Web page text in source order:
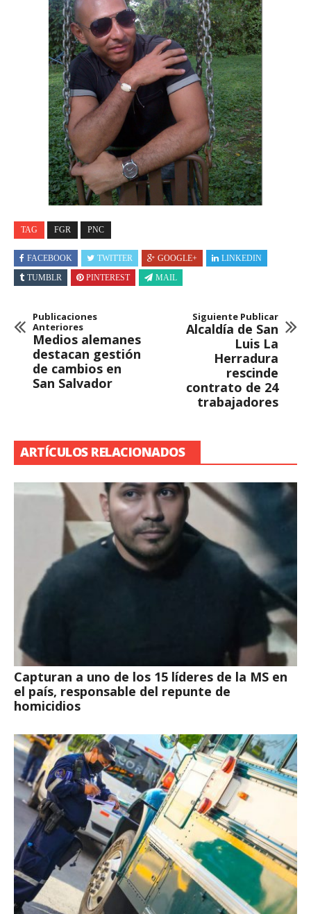
TAG FGR PNC
FACEBOOK TWITTER GOOGLE+
LINKEDIN
TUMBLR
PINTEREST MAIL
Publicaciones
Anteriores
Medios alemanes
destacan gestión
de cambios en
San Salvador
Siguiente Publicar
Alcaldía de San
Luis La
Herradura
rescinde
contrato de 24
trabajadores
ARTÍCULOS RELACIONADOS
Capturan a uno de los 15 líderes de la MS en
el país, responsable del repunte de
homicidios